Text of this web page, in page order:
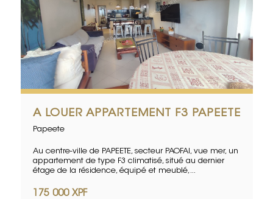
A LOUER APPARTEMENT F3 PAPEETE
Papeete
Au centre-ville de PAPEETE, secteur PAOFAI, vue mer, un
appartement de type F3 climatisé, situé au dernier
étage de la résidence, équipé et meublé,...
175 000 XPF